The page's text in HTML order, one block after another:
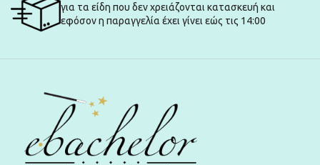
για τα είδη που δεν χρειάζονται κατασκευή και
εφόσον η παραγγελία έχει γίνει εώς τις 14:00